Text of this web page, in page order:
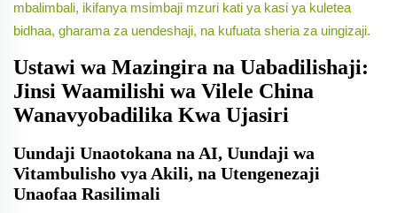
mbalimbali, ikifanya msimbaji mzuri kati ya kasi ya kuletea
bidhaa, gharama za uendeshaji, na kufuata sheria za uingizaji.
Ustawi wa Mazingira na Uabadilishaji:
Jinsi Waamilishi wa Vilele China
Wanavyobadilika Kwa Ujasiri
Uundaji Unaotokana na AI, Uundaji wa
Vitambulisho vya Akili, na Utengenezaji
Unaofaa Rasilimali